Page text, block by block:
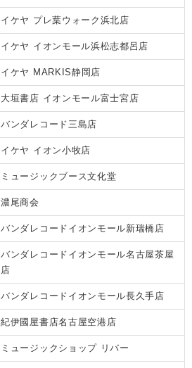
イケヤ プレ葉ウォーク浜北店
イケヤ イオンモール浜松志都呂店
イケヤ MARKIS静岡店
大垣書店 イオンモール富士宮店
バンダレコード三島店
イケヤ イオン小牧店
ミュージックブース文化堂
濃尾商会
バンダレコードイオンモール新瑞橋店
バンダレコードイオンモール名古屋茶屋
店
バンダレコードイオンモール長久手店
紀伊國屋書店名古屋空港店
ミュージックショップ リバー